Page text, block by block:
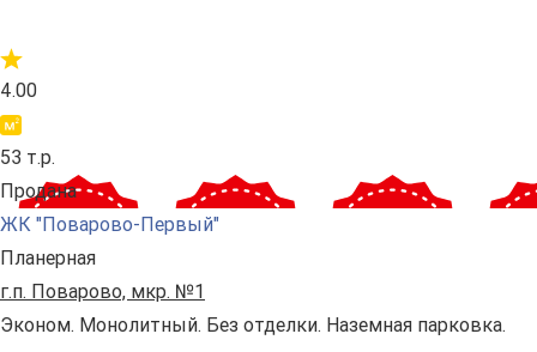
4.00
53 т.р.
Продана
ЖК "Поварово-Первый"
Планерная
г.п. Поварово, мкр. №1
Эконом. Монолитный. Без отделки. Наземная парковка.